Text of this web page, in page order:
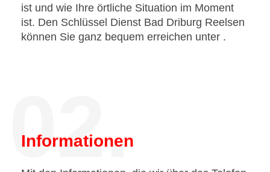
ist und wie Ihre örtliche Situation im Moment
ist. Den Schlüssel Dienst Bad Driburg Reelsen
können Sie ganz bequem erreichen unter .
02.
Informationen